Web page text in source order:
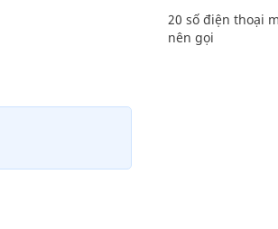
20 số điện thoại
nên gọi